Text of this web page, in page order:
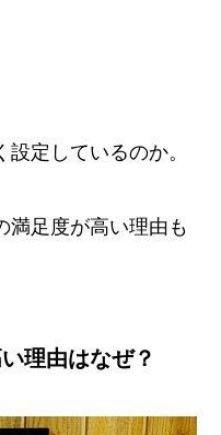
定しているのか。
満足度が高い理由も
理由はなぜ？